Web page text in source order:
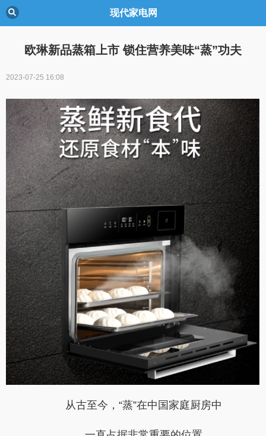
现代家电网
欧琳新品蒸箱上市 锁住营养美味“蒸”功夫
2023-07-25 16:08
从古至今，“蒸”在中国家庭厨房中